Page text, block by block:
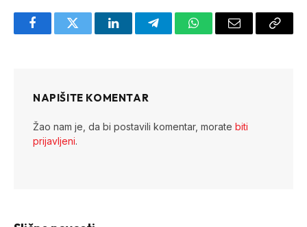
FacebookTwitter LinkedInTelegramWhatsAppEmail
Copy
NAPIŠITE KOMENTAR
Žao nam je, da bi postavili komentar, morate biti
prijavljeni.